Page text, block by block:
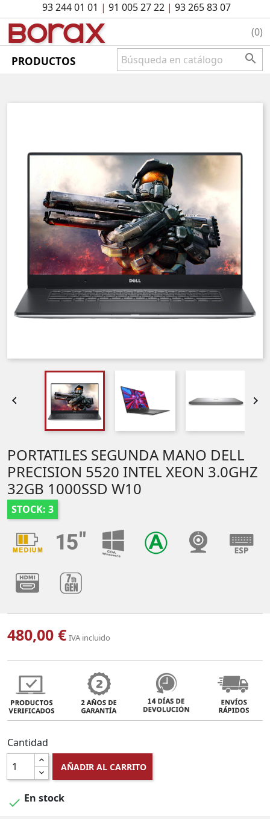
93 244 01 01 | 91 005 27 22| 93 265 83 07
BOrAx (0)
PRODUCTOS 
 
PORTATILES SEGUNDA MANO DELL
PRECISION 5520 INTEL XEON 3.0GHZ
32GB 1000SSD W10
STOCK: 3
480,00 € IVA incluido
Cantidad
AÑADIR AL CARRITO
 En stock